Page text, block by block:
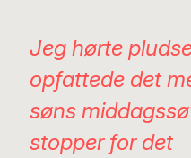
Jeg hørte
opfattede det
søns
stopper for det